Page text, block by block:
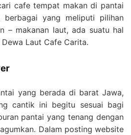
cafe tempat makan di pantai
berbagai yang meliputi pilihan
– makanan laut, ada suatu hal
Laut Cafe Carita.
yang berada di barat Jawa,
cantik ini begitu sesuai bagi
pantai yang tenang dengan
Dalam posting website